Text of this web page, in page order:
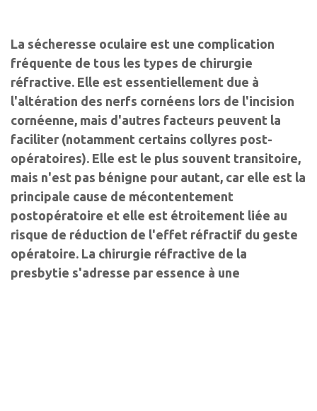
La sécheresse oculaire est une complication
fréquente de tous les types de chirurgie
réfractive. Elle est essentiellement due à
l'altération des nerfs cornéens lors de l'incision
cornéenne, mais d'autres facteurs peuvent la
faciliter (notamment certains collyres post-
opératoires). Elle est le plus souvent transitoire,
mais n'est pas bénigne pour autant, car elle est la
principale cause de mécontentement
postopératoire et elle est étroitement liée au
risque de réduction de l'effet réfractif du geste
opératoire. La chirurgie réfractive de la
presbytie s'adresse par essence à une